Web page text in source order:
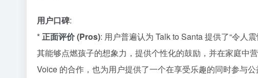
用户口碑:
*正面评价 (Pros): 用户普遍认为 Talk to Santa 提供了“令人
其能够点燃孩子的想象力，提供个性化的鼓励，并在家庭中
Voice 的合作，也为用户提供了一个在享受乐趣的同时参与公